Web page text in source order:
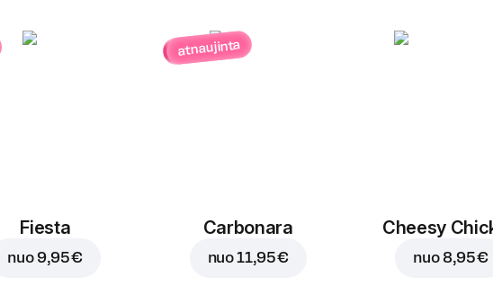
Fiesta
nuo 9,95 €
atnaujinta
Carbonara
nuo11,95 €
Cheesy
nuo 8,95 €